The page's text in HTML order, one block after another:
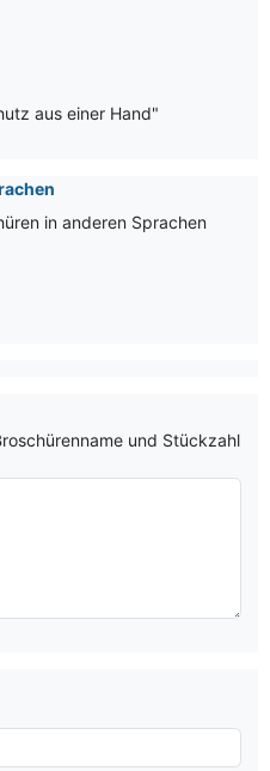
aus einer Hand"
in anderen Sprachen
und Stückzahl